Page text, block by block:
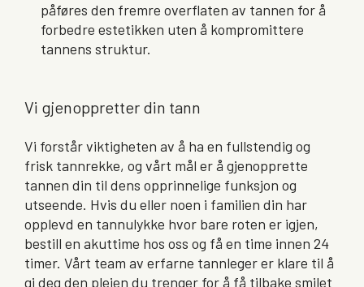
påføres den fremre overflaten av tannen for å
forbedre estetikken uten å kompromittere
tannens struktur.
Vi gjenoppretter din tann
Vi forstår viktigheten av å ha en fullstendig og
frisk tannrekke, og vårt mål er å gjenopprette
tannen din til dens opprinnelige funksjon og
utseende. Hvis du eller noen i familien din har
opplevd en tannulykke hvor bare roten er igjen,
bestill en akuttime hos oss og få en time innen 24
timer. Vårt team av erfarne tannleger er klare til å
gi deg den pleien du trenger for å få tilbake smilet